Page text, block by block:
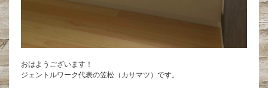
おはようございます！
ジェントルワーク代表の笠松（カサマツ）です。